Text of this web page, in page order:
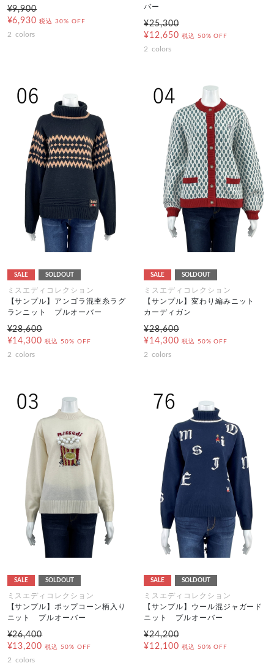
¥9,900
¥6,930 税込 30% OFF
2 colors
バー
¥25,300
¥12,650 税込 50% OFF
2 colors
SALE SOLDOUT
ミスエディコレクション
【サンプル】アンゴラ混杢糸ラグ
ランニット プルオーバー
¥28,600
¥14,300 税込 50% OFF
2 colors
SALE SOLDOUT
ミスエディコレクション
【サンプル】変わり編みニット
カーディガン
¥28,600
¥14,300 税込 50% OFF
2 colors
SALE SOLDOUT
ミスエディコレクション
【サンプル】ポップコーン柄入り
ニット プルオーバー
¥26,400
¥13,200 税込 50% OFF
2 colors
SALE SOLDOUT
ミスエディコレクション
【サンプル】ウール混ジャガード
ニット プルオーバー
¥24,200
¥12,100 税込 50% OFF